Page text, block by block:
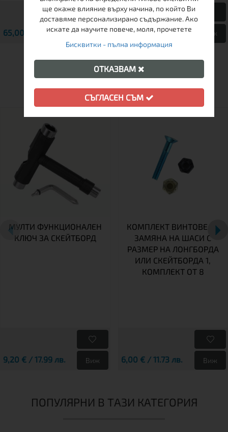
65,00 € / 127.13 лв. Виж 69,00 € / 134.95 лв. Виж
ДРУГИ КЛИЕНТИ ХАРЕСАХА
МУЛТИ ФУНКЦИОНАЛЕН
КЛЮЧ ЗА СКЕЙТБОРД
9,20 € / 17.99 лв. Виж
КОМПЛЕКТ ВИНТОВЕ ЗА
ЗАМЯНА НА ШАСИ С
РАЗМЕР НА ЛОНГБОРДА
ИЛИ СКЕЙТБОРДА 1,
КОМПЛЕКТ ОТ 8
6,00 € / 11.73 лв. Виж
ПОПУЛЯРНИ В ТАЗИ КАТЕГОРИЯ
ще окаже влияние върху начина, по който Ви
доставяме персонализирано съдържание. Ако
искате да научите повече, моля, прочетете
Бисквитки - пълна информация
ОТКАЗВАМ
СЪГЛАСЕН СЪМ